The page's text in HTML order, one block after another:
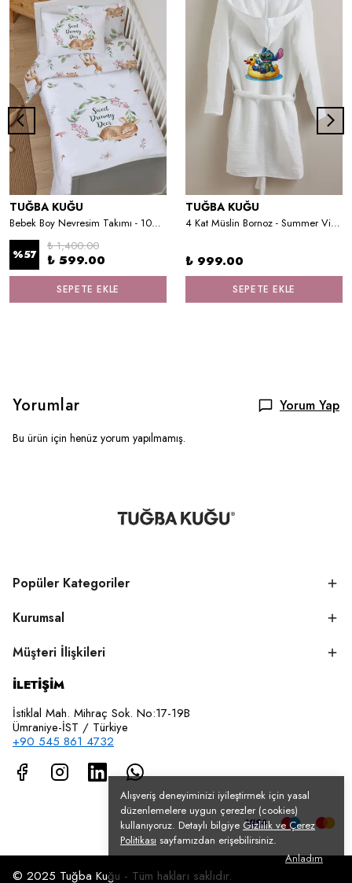
Alışveriş deneyiminizi iyileştirmek için yasal
düzenlemelere uygun çerezler (cookies)
kullanıyoruz. Detaylı bilgiye Gizlilik ve Çerez
Politikası sayfamızdan erişebilirsiniz.
Anladım
TUĞBA KUĞU
Bebek Boy Nevresim Takımı - 100x150 cm
%57
₺ 1,400.00
₺ 599.00
SEPETE EKLE
TUĞBA KUĞU
4 Kat Müslin Bornoz - Summer Vibes
₺ 999.00
SEPETE EKLE
Yorumlar Yorum Yap
Bu ürün için henüz yorum yapılmamış.
Popüler Kategoriler
Kurumsal
Müşteri İlişkileri
İLETİŞİM
İstiklal Mah. Mihraç Sok. No:17-19B
Ümraniye-İST / Türkiye
+90 545 861 4732
© 2025 Tuğba Kuğu - Tüm hakları saklıdır.